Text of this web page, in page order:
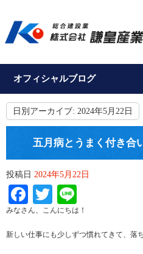
オフィシャルブログ
日別アーカイブ: 2024年5月22日
五月病とうまく付き合
投稿日 2024年5月22日
Facebook
Twitter
みなさん、こんにちは！
新しい仕事にも少しずつ慣れてきて、落